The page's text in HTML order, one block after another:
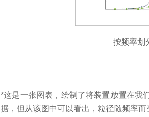
按频率划
*这是一张图表，绘制了将装置放置在我
据，但从该图中可以看出，粒径随频率而